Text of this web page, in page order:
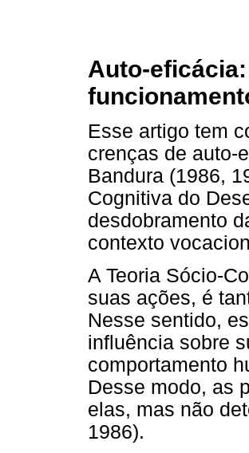
Auto-
Esse artigo tem
crenças de auto-
Bandura (1986,
Cognitiva do
desdobramento
contexto
A Teoria Sócio-
suas ações, é
Nesse sentido,
influência sobre
comportamento
Desse modo, as
elas, mas não
1986).